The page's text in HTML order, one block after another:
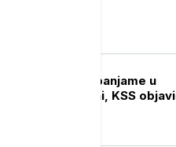
Jokić protiv Vembanjame u
Beogradskoj areni, KSS